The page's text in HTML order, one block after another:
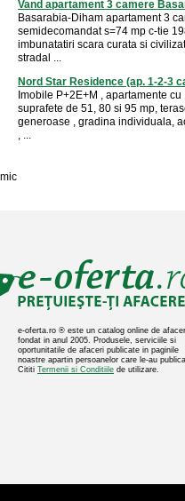
Vand apartament 3 camere
Basarabia-Diham apartament 3
semidecomandat s=74 mp c-tie
imbunatatiri scara curata si
stradal ...
Nord Star Residence (ap. 1-2-3
Imobile P+2E+M , apartamente
suprafete de 51, 80 si 95 mp,
generoase , gradina individuala,
, ...
mic
e-oferta.ro ® este un catalog online de
fondat in anul 2005. Produsele, serviciile si
oportunitatile de afaceri publicate in paginile
noastre apartin persoanelor care le-au
Cititi Termenii si Conditiile de utilizare.